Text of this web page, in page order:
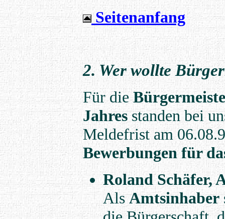
Seitenanfang
2. Wer wollte
Für die
Jahresstanden bei
Meldefrist am
Bewerbungen für
Roland Schäfer,
AlsAmtsinhaber